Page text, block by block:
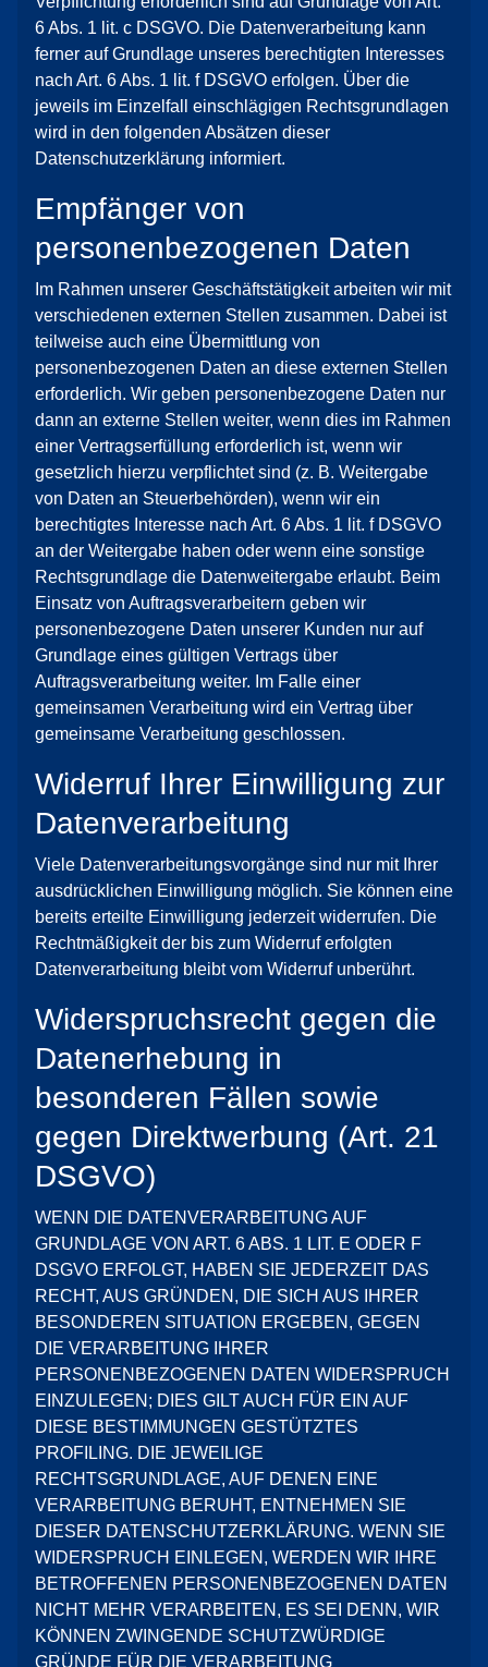
6 Abs. 1 lit. c DSGVO. Die Datenverarbeitung kann
ferner auf Grundlage unseres berechtigten Interesses
nach Art. 6 Abs. 1 lit. f DSGVO erfolgen. Über die
jeweils im Einzelfall einschlägigen Rechtsgrundlagen
wird in den folgenden Absätzen dieser
Datenschutzerklärung informiert.
Empfänger von
personenbezogenen Daten
Im Rahmen unserer Geschäftstätigkeit arbeiten wir mit
verschiedenen externen Stellen zusammen. Dabei ist
teilweise auch eine Übermittlung von
personenbezogenen Daten an diese externen Stellen
erforderlich. Wir geben personenbezogene Daten nur
dann an externe Stellen weiter, wenn dies im Rahmen
einer Vertragserfüllung erforderlich ist, wenn wir
gesetzlich hierzu verpflichtet sind (z. B. Weitergabe
von Daten an Steuerbehörden), wenn wir ein
berechtigtes Interesse nach Art. 6 Abs. 1 lit. f DSGVO
an der Weitergabe haben oder wenn eine sonstige
Rechtsgrundlage die Datenweitergabe erlaubt. Beim
Einsatz von Auftragsverarbeitern geben wir
personenbezogene Daten unserer Kunden nur auf
Grundlage eines gültigen Vertrags über
Auftragsverarbeitung weiter. Im Falle einer
gemeinsamen Verarbeitung wird ein Vertrag über
gemeinsame Verarbeitung geschlossen.
Widerruf Ihrer Einwilligung zur
Datenverarbeitung
Viele Datenverarbeitungsvorgänge sind nur mit Ihrer
ausdrücklichen Einwilligung möglich. Sie können eine
bereits erteilte Einwilligung jederzeit widerrufen. Die
Rechtmäßigkeit der bis zum Widerruf erfolgten
Datenverarbeitung bleibt vom Widerruf unberührt.
Widerspruchsrecht gegen die
Datenerhebung in
besonderen Fällen sowie
gegen Direktwerbung (Art. 21
DSGVO)
WENN DIE DATENVERARBEITUNG AUF
GRUNDLAGE VON ART. 6 ABS. 1 LIT. E ODER F
DSGVO ERFOLGT, HABEN SIE JEDERZEIT DAS
RECHT, AUS GRÜNDEN, DIE SICH AUS IHRER
BESONDEREN SITUATION ERGEBEN, GEGEN
DIE VERARBEITUNG IHRER
PERSONENBEZOGENEN DATEN WIDERSPRUCH
EINZULEGEN; DIES GILT AUCH FÜR EIN AUF
DIESE BESTIMMUNGEN GESTÜTZTES
PROFILING. DIE JEWEILIGE
RECHTSGRUNDLAGE, AUF DENEN EINE
VERARBEITUNG BERUHT, ENTNEHMEN SIE
DIESER DATENSCHUTZERKLÄRUNG. WENN SIE
WIDERSPRUCH EINLEGEN, WERDEN WIR IHRE
BETROFFENEN PERSONENBEZOGENEN DATEN
NICHT MEHR VERARBEITEN, ES SEI DENN, WIR
KÖNNEN ZWINGENDE SCHUTZWÜRDIGE
GRÜNDE FÜR DIE VERARBEITUNG